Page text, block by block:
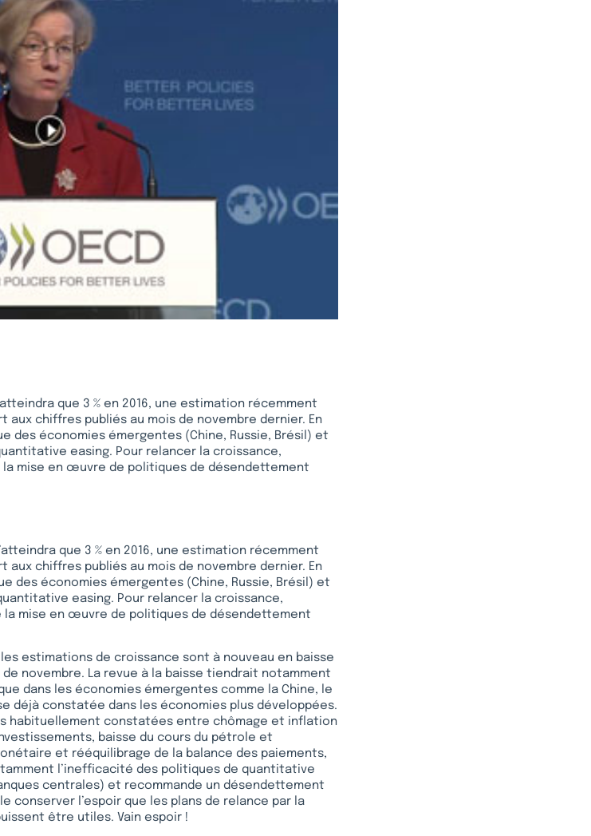
que 3 % en 2016, une estimation récemment
aux chiffres publiés au mois de novembre dernier. En
des économies émergentes (Chine, Russie, Brésil) et
easing. Pour relancer la croissance,
la mise en œuvre de politiques de désendettement
que 3 % en 2016, une estimation récemment
aux chiffres publiés au mois de novembre dernier. En
des économies émergentes (Chine, Russie, Brésil) et
easing. Pour relancer la croissance,
la mise en œuvre de politiques de désendettement
estimations de croissance sont à nouveau en baisse
novembre. La revue à la baisse tiendrait notamment
dans les économies émergentes comme la Chine, le
déjà constatée dans les économies plus développées.
habituellement constatées entre chômage et inflation
baisse du cours du pétrole et
et rééquilibrage de la balance des paiements,
l’inefficacité des politiques de quantitative
centrales) et recommande un désendettement
conserver l’espoir que les plans de relance par la
être utiles. Vain espoir !